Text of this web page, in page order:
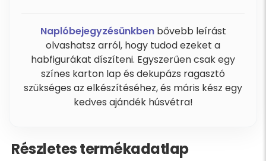
Naplóbejegyzésünkbenbővebb leírást
olvashatsz arról, hogy tudod ezeket a
habfigurákat díszíteni. Egyszerűen csak egy
színes karton lap és dekupázs ragasztó
szükséges az elkészítéséhez, és máris kész egy
kedves ajándék húsvétra!
Részletes termékadatlap